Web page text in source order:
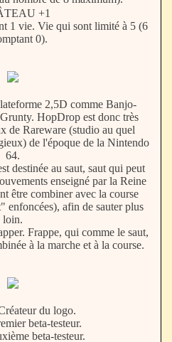
+1
1 vie. Vie qui sont limité à 5 (6
0).
2,5D comme Banjo-
HopDrop est donc très
de Rareware (studio au quel
de l'époque de la Nintendo
64.
destinée au saut, saut qui peut
enseigné par la Reine
être combiner avec la course
afin de sauter plus
loin.
Frappe, qui comme le saut,
à la marche et à la course.
du logo.
beta-testeur.
beta-testeur.